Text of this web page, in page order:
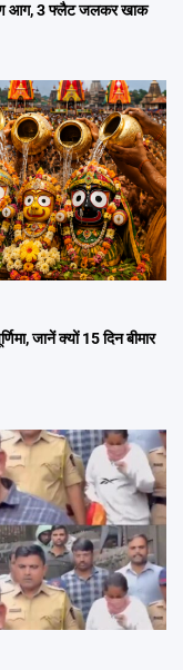
आग, 3 फ्लैट जलकर खाक
जानें क्यों 15 दिन बीमार